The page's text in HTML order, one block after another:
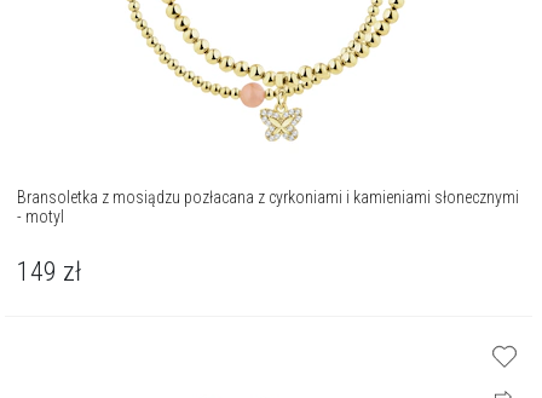
Bransoletka z mosiądzu pozłacana z cyrkoniami i kamieniami słonecznymi
- motyl
149 zł